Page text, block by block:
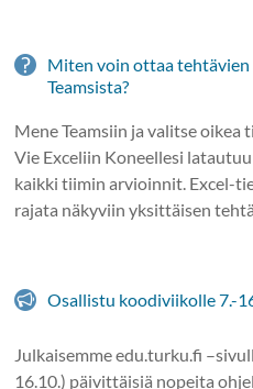
Miten voin ottaa
Teamsista?
Mene Teamsiin ja valitse
Vie Exceliin Koneellesi
kaikki tiimin arvioinnit. Excel-
rajata näkyviin yksittäisen
Osallistu koodiviikolle 7.-
Julkaisemme edu.turku.fi
16.10.) päivittäisiä nopeita